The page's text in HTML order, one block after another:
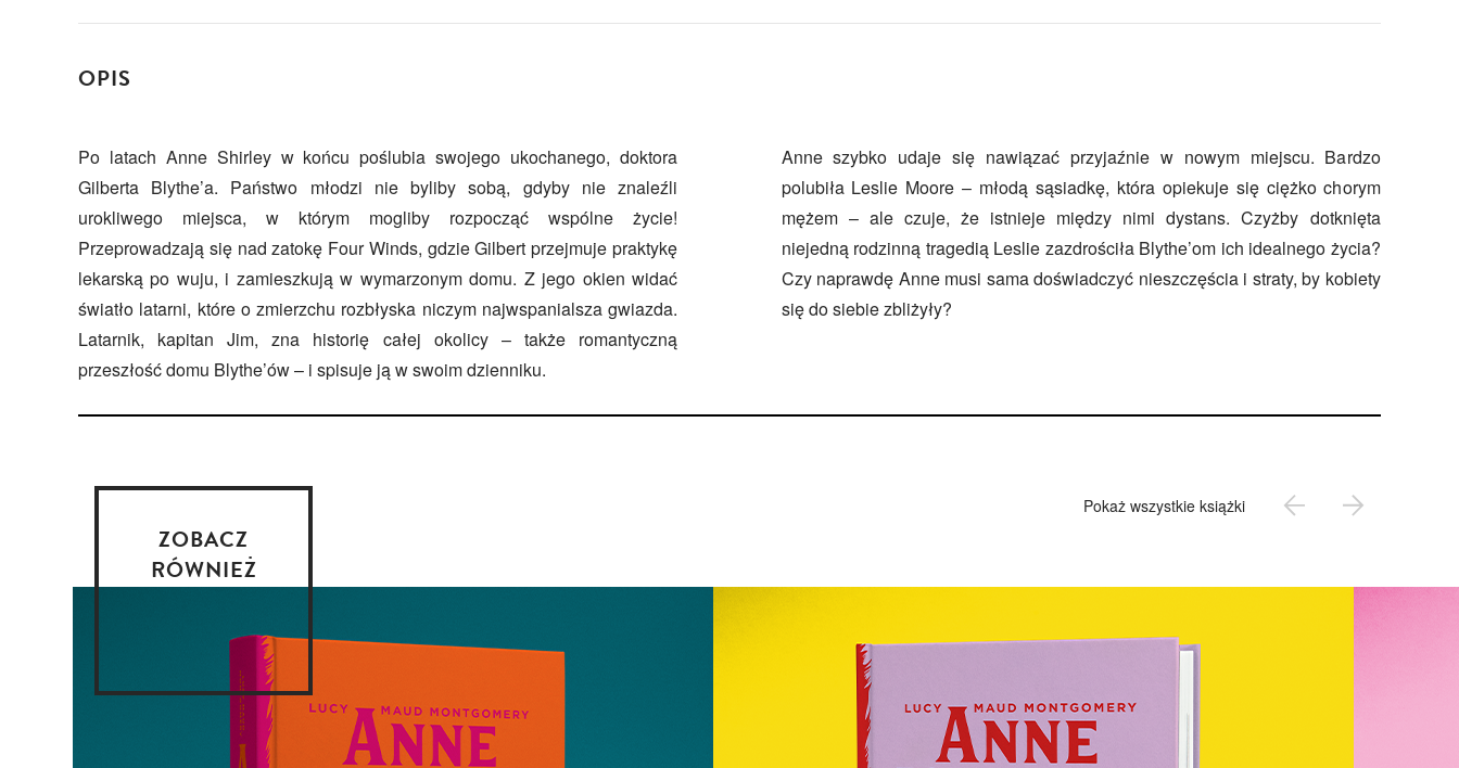
OPIS
Po latach Anne Shirley w końcu poślubia swojego ukochanego, doktora
Gilberta Blythe’a. Państwo młodzi nie byliby sobą, gdyby nie znaleźli
urokliwego miejsca, w którym mogliby rozpocząć wspólne życie!
Przeprowadzają się nad zatokę Four Winds, gdzie Gilbert przejmuje praktykę
lekarską po wuju, i zamieszkują w wymarzonym domu. Z jego okien widać
światło latarni, które o zmierzchu rozbłyska niczym najwspanialsza gwiazda.
Latarnik, kapitan Jim, zna historię całej okolicy – także romantyczną
przeszłość domu Blythe’ów – i spisuje ją w swoim dzienniku.
Anne szybko udaje się nawiązać przyjaźnie w nowym miejscu. Bardzo
polubiła Leslie Moore – młodą sąsiadkę, która opiekuje się ciężko chorym
mężem – ale czuje, że istnieje między nimi dystans. Czyżby dotknięta
niejedną rodzinną tragedią Leslie zazdrościła Blythe’om ich idealnego życia?
Czy naprawdę Anne musi sama doświadczyć nieszczęścia i straty, by kobiety
się do siebie zbliżyły?
ZOBACZ
RÓWNIEŻ
Pokaż wszystkie książki